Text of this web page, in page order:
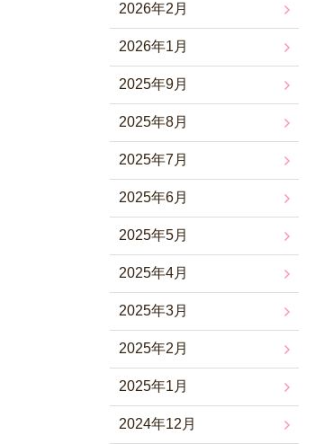
2026年2月
2026年1月
2025年9月
2025年8月
2025年7月
2025年6月
2025年5月
2025年4月
2025年3月
2025年2月
2025年1月
2024年12月